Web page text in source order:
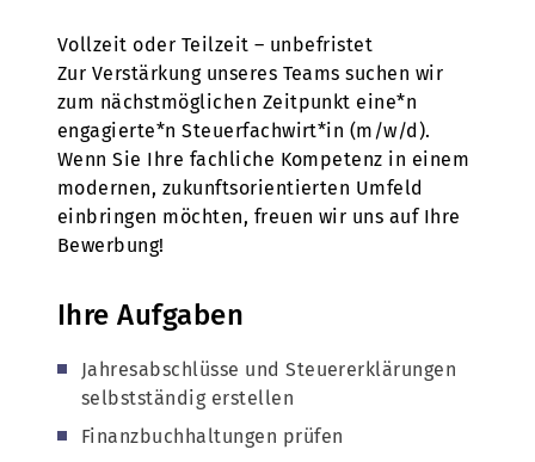
Vollzeit oder Teilzeit – unbefristet
Zur Verstärkung unseres Teams suchen wir
zum nächstmöglichen Zeitpunkt eine*n
engagierte*n Steuerfachwirt*in (m/w/d).
Wenn Sie Ihre fachliche Kompetenz in einem
modernen, zukunftsorientierten Umfeld
einbringen möchten, freuen wir uns auf Ihre
Bewerbung!
Ihre Aufgaben
Jahresabschlüsse und Steuererklärungen
selbstständig erstellen
Finanzbuchhaltungen prüfen